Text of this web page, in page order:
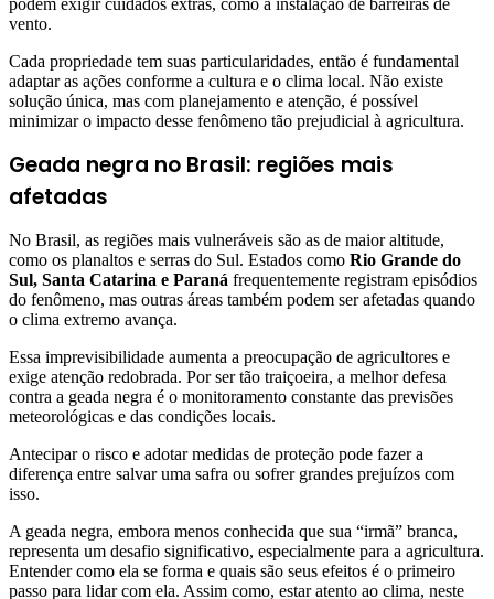
podem exigir cuidados extras, como a instalação de barreiras de
vento.
Cada propriedade tem suas particularidades, então é fundamental
adaptar as ações conforme a cultura e o clima local. Não existe
solução única, mas com planejamento e atenção, é possível
minimizar o impacto desse fenômeno tão prejudicial à agricultura.
Geada negra no Brasil: regiões mais
afetadas
No Brasil, as regiões mais vulneráveis são as de maior altitude,
como os planaltos e serras do Sul. Estados como Rio Grande do
Sul, Santa Catarina e Paraná frequentemente registram episódios
do fenômeno, mas outras áreas também podem ser afetadas quando
o clima extremo avança.
Essa imprevisibilidade aumenta a preocupação de agricultores e
exige atenção redobrada. Por ser tão traiçoeira, a melhor defesa
contra a geada negra é o monitoramento constante das previsões
meteorológicas e das condições locais.
Antecipar o risco e adotar medidas de proteção pode fazer a
diferença entre salvar uma safra ou sofrer grandes prejuízos com
isso.
A geada negra, embora menos conhecida que sua “irmã” branca,
representa um desafio significativo, especialmente para a agricultura.
Entender como ela se forma e quais são seus efeitos é o primeiro
passo para lidar com ela. Assim como, estar atento ao clima, neste